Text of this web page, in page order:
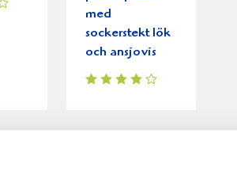
med
sockerstekt lök
och ansjovis